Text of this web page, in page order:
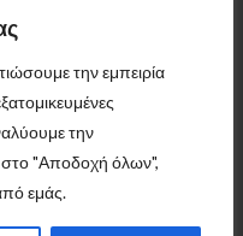
την εμπειρία
την
στο "Αποδοχή όλων",
εμάς.